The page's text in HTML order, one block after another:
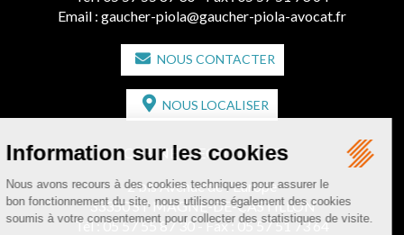
Email : gaucher-piola@gaucher-piola-avocat.fr
NOUS CONTACTER
NOUS LOCALISER
CABINET SECONDAIRE
2 bis Avenue de l'Europe
33350 ST MAGNE-DE-CASTILLON
Tél :05 57 55 87 30- Fax : 05 57 51 73 64